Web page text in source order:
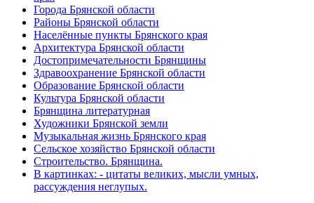
Города Брянской области
Районы Брянской области
Населённые пункты Брянского края
Архитектура Брянской области
Достопримечательности Брянщины
Здравоохранение Брянской области
Образование Брянской области
Культура Брянской области
Брянщина литературная
Художники Брянской земли
Музыкальная жизнь Брянского края
Сельское хозяйство Брянской области
Строительство. Брянщина.
В картинках: - цитаты великих, мысли умных,
рассуждения неглупых.